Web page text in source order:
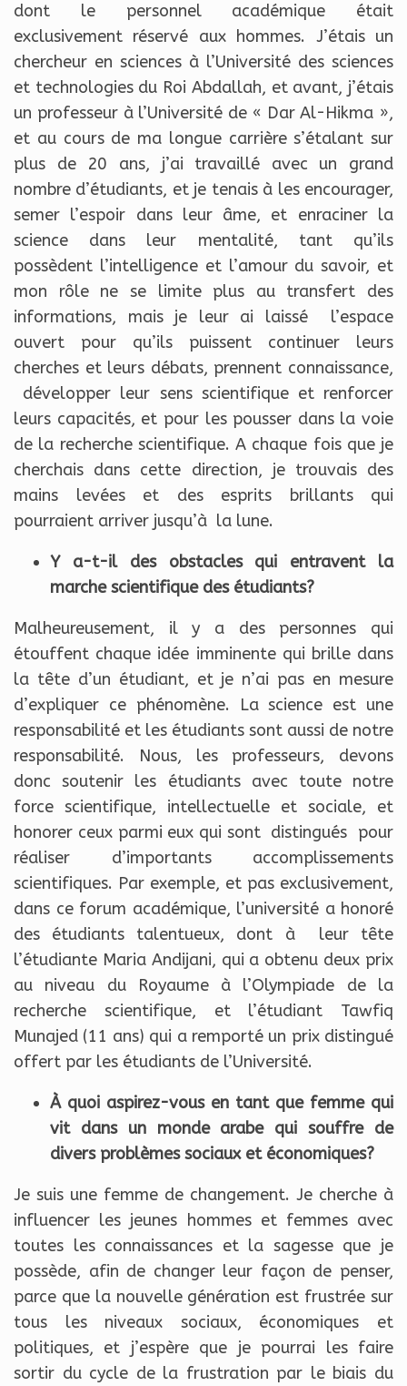
dont le personnel académique était
exclusivement réservé aux hommes. J’étais un
chercheur en sciences à l’Université des sciences
et technologies du Roi Abdallah, et avant, j’étais
un professeur à l’Université de « Dar Al-Hikma »,
et au cours de ma longue carrière s’étalant sur
plus de 20 ans, j’ai travaillé avec un grand
nombre d’étudiants, et je tenais à les encourager,
semer l’espoir dans leur âme, et enraciner la
science dans leur mentalité, tant qu’ils
possèdent l’intelligence et l’amour du savoir, et
mon rôle ne se limite plus au transfert des
informations, mais je leur ai laissé l’espace
ouvert pour qu’ils puissent continuer leurs
cherches et leurs débats, prennent connaissance,
développer leur sens scientifique et renforcer
leurs capacités, et pour les pousser dans la voie
de la recherche scientifique. A chaque fois que je
cherchais dans cette direction, je trouvais des
mains levées et des esprits brillants qui
pourraient arriver jusqu’à la lune.
Y a-t-il des obstacles qui entravent la
marche scientifique des étudiants?
Malheureusement, il y a des personnes qui
étouffent chaque idée imminente qui brille dans
la tête d’un étudiant, et je n’ai pas en mesure
d’expliquer ce phénomène. La science est une
responsabilité et les étudiants sont aussi de notre
responsabilité. Nous, les professeurs, devons
donc soutenir les étudiants avec toute notre
force scientifique, intellectuelle et sociale, et
honorer ceux parmi eux qui sont distingués pour
réaliser d’importants accomplissements
scientifiques. Par exemple, et pas exclusivement,
dans ce forum académique, l’université a honoré
des étudiants talentueux, dont à leur tête
l’étudiante Maria Andijani, qui a obtenu deux prix
au niveau du Royaume à l’Olympiade de la
recherche scientifique, et l’étudiant Tawfiq
Munajed (11 ans) qui a remporté un prix distingué
offert par les étudiants de l’Université.
À quoi aspirez-vous en tant que femme qui
vit dans un monde arabe qui souffre de
divers problèmes sociaux et économiques?
Je suis une femme de changement. Je cherche à
influencer les jeunes hommes et femmes avec
toutes les connaissances et la sagesse que je
possède, afin de changer leur façon de penser,
parce que la nouvelle génération est frustrée sur
tous les niveaux sociaux, économiques et
politiques, et j’espère que je pourrai les faire
sortir du cycle de la frustration par le biais du